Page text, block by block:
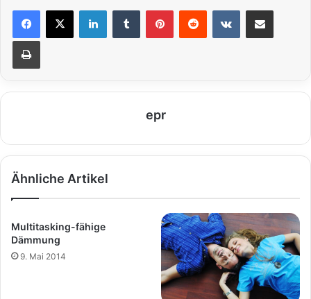
epr
Ähnliche Artikel
Multitasking-fähige
Dämmung
9. Mai 2014